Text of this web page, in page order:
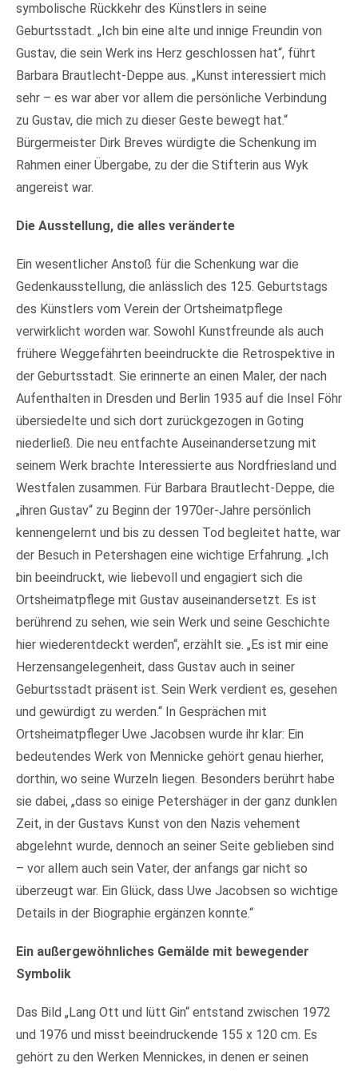
symbolische Rückkehr des Künstlers in seine
Geburtsstadt. „Ich bin eine alte und innige Freundin von
Gustav, die sein Werk ins Herz geschlossen hat“, führt
Barbara Brautlecht-Deppe aus. „Kunst interessiert mich
sehr – es war aber vor allem die persönliche Verbindung
zu Gustav, die mich zu dieser Geste bewegt hat.“
Bürgermeister Dirk Breves würdigte die Schenkung im
Rahmen einer Übergabe, zu der die Stifterin aus Wyk
angereist war.
Die Ausstellung, die alles veränderte
Ein wesentlicher Anstoß für die Schenkung war die
Gedenkausstellung, die anlässlich des 125. Geburtstags
des Künstlers vom Verein der Ortsheimatpflege
verwirklicht worden war. Sowohl Kunstfreunde als auch
frühere Weggefährten beeindruckte die Retrospektive in
der Geburtsstadt. Sie erinnerte an einen Maler, der nach
Aufenthalten in Dresden und Berlin 1935 auf die Insel Föhr
übersiedelte und sich dort zurückgezogen in Goting
niederließ. Die neu entfachte Auseinandersetzung mit
seinem Werk brachte Interessierte aus Nordfriesland und
Westfalen zusammen. Für Barbara Brautlecht-Deppe, die
„ihren Gustav“ zu Beginn der 1970er-Jahre persönlich
kennengelernt und bis zu dessen Tod begleitet hatte, war
der Besuch in Petershagen eine wichtige Erfahrung. „Ich
bin beeindruckt, wie liebevoll und engagiert sich die
Ortsheimatpflege mit Gustav auseinandersetzt. Es ist
berührend zu sehen, wie sein Werk und seine Geschichte
hier wiederentdeckt werden“, erzählt sie. „Es ist mir eine
Herzensangelegenheit, dass Gustav auch in seiner
Geburtsstadt präsent ist. Sein Werk verdient es, gesehen
und gewürdigt zu werden.“ In Gesprächen mit
Ortsheimatpfleger Uwe Jacobsen wurde ihr klar: Ein
bedeutendes Werk von Mennicke gehört genau hierher,
dorthin, wo seine Wurzeln liegen. Besonders berührt habe
sie dabei, „dass so einige Petershäger in der ganz dunklen
Zeit, in der Gustavs Kunst von den Nazis vehement
abgelehnt wurde, dennoch an seiner Seite geblieben sind
– vor allem auch sein Vater, der anfangs gar nicht so
überzeugt war. Ein Glück, dass Uwe Jacobsen so wichtige
Details in der Biographie ergänzen konnte.“
Ein außergewöhnliches Gemälde mit bewegender
Symbolik
Das Bild „Lang Ott und lütt Gin“ entstand zwischen 1972
und 1976 und misst beeindruckende 155 x 120 cm. Es
gehört zu den Werken Mennickes, in denen er seinen